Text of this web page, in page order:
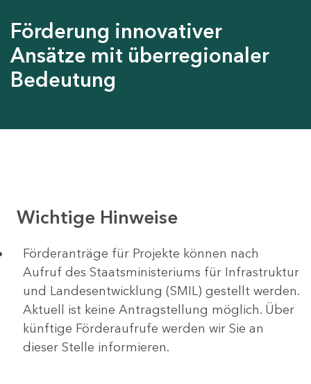
Förderung innovativer
Ansätze mit überregionaler
Bedeutung
Wichtige Hinweise
Förderanträge für Projekte können nach
Aufruf des Staatsministeriums für Infrastruktur
und Landesentwicklung (SMIL) gestellt werden.
Aktuell ist keine Antragstellung möglich. Über
künftige Förderaufrufe werden wir Sie an
dieser Stelle informieren.